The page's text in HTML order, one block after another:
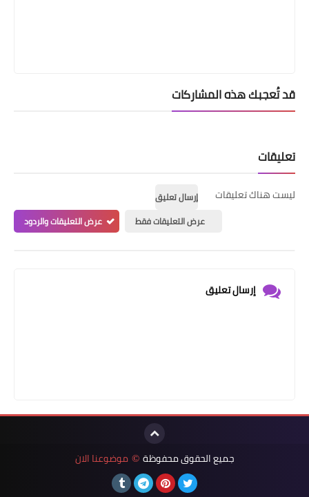
قد تُعجبك هذه المشاركات
تعليقات
ليست هناك تعليقات
إرسال تعليق
عرض التعليقات فقط
عرض التعليقات والردود
إرسال تعليق
جميع الحقوق محفوظة © موضوعنا الان